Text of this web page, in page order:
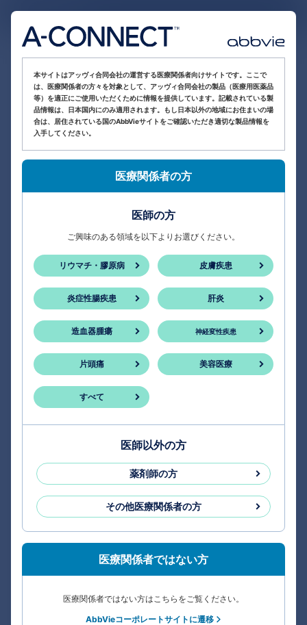
本サイトはアッヴィ合同会社の運営する医療関係者向けサイトです。ここで
は、医療関係者の方々を対象として、アッヴィ合同会社の製品（医療用医薬品
等）を適正にご使用いただくために情報を提供しています。記載されている製
品情報は、日本国内にのみ適用されます。もし日本以外の地域にお住まいの場
合は、居住されている国のAbbVieサイトをご確認いただき適切な製品情報を
入手してください。
医療関係者の方
医師の方
ご興味のある領域を以下よりお選びください。
リウマチ・膠原病 皮膚疾患
炎症性腸疾患 肝炎
造血器腫瘍 神経変性疾患
片頭痛 美容医療
すべて
医師以外の方
薬剤師の方
その他医療関係者の方
医療関係者ではない方
医療関係者ではない方はこちらをご覧ください。
AbbVieコーポレートサイトに遷移